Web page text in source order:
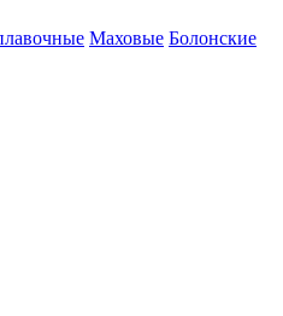
Маховые Болонские